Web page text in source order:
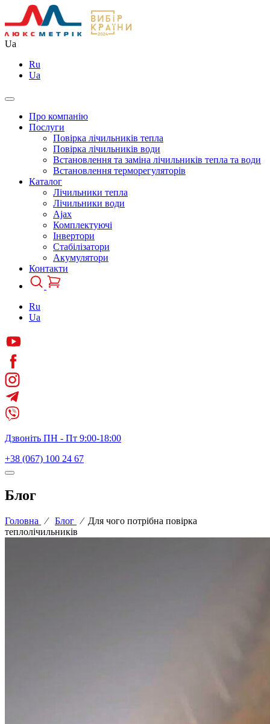
Ua
Ru
Ua
Про компанію
Послуги
Повірка лічильників тепла
Повірка лічильників води
Встановлення та заміна лічильників тепла та води
Встановлення терморегуляторів
Каталог
Лічильники тепла
Лічильники води
Ajax
Комплектуючі
Інвертори
Стабілізатори
Акумулятори
Контакти
Ru
Ua
Дзвоніть ПН - Пт 9:00-18:00
+38 (067) 100 24 67
Блог
Головна ⁄ Блог ⁄ Для чого потрібна повірка
теплолічильників